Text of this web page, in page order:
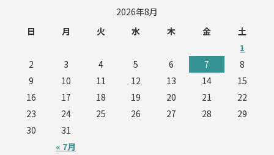
2026年8月
日
月 火 水 木 金 土
« 7月
1
2
3 4 5 6 7
8
9
10 11 12 13 14
15
16
17 18 19 20 21
22
23
24 25 26 27 28
29
30
31